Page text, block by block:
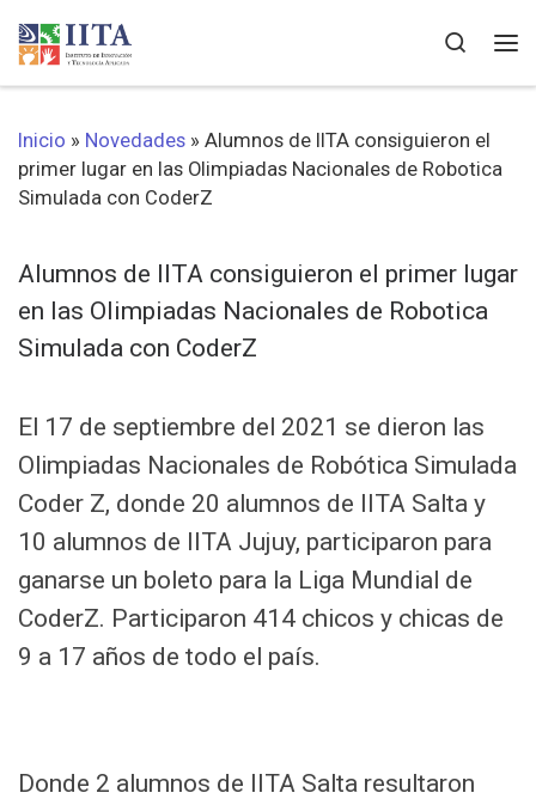
Saltar al contenido
Search
Inicio » Novedades » Alumnos de IITA consiguieron el
primer lugar en las Olimpiadas Nacionales de Robotica
Simulada con CoderZ
Alumnos de IITA consiguieron el primer lugar
en las Olimpiadas Nacionales de Robotica
Simulada con CoderZ
El 17 de septiembre del 2021 se dieron las
Olimpiadas Nacionales de Robótica Simulada
Coder Z, donde 20 alumnos de IITA Salta y
10 alumnos de IITA Jujuy, participaron para
ganarse un boleto para la Liga Mundial de
CoderZ. Participaron 414 chicos y chicas de
9 a 17 años de todo el país.
Donde 2 alumnos de IITA Salta resultaron